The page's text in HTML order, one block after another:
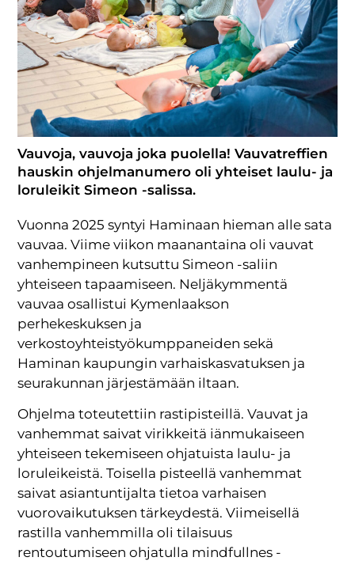
Vauvoja, vauvoja joka puolella! Vauvatreffien
hauskin ohjelmanumero oli yhteiset laulu- ja
loruleikit Simeon -salissa.
Vuonna 2025 syntyi Haminaan hieman alle sata
vauvaa. Viime viikon maanantaina oli vauvat
vanhempineen kutsuttu Simeon -saliin
yhteiseen tapaamiseen. Neljäkymmentä
vauvaa osallistui Kymenlaakson
perhekeskuksen ja
verkostoyhteistyökumppaneiden sekä
Haminan kaupungin varhaiskasvatuksen ja
seurakunnan järjestämään iltaan.
Ohjelma toteutettiin rastipisteillä. Vauvat ja
vanhemmat saivat virikkeitä iänmukaiseen
yhteiseen tekemiseen ohjatuista laulu- ja
loruleikeistä. Toisella pisteellä vanhemmat
saivat asiantuntijalta tietoa varhaisen
vuorovaikutuksen tärkeydestä. Viimeisellä
rastilla vanhemmilla oli tilaisuus
rentoutumiseen ohjatulla mindfullnes -